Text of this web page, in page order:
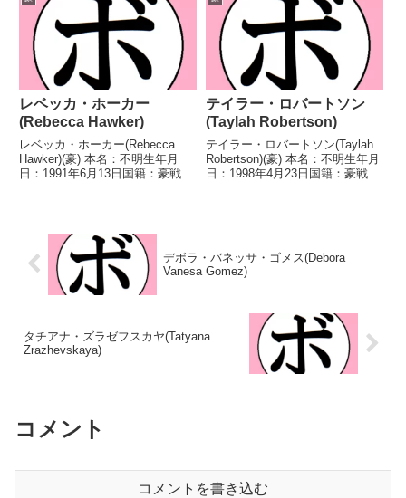
PABAパンアジア女子ライト級王
座PABAパンアジア女子スーパー
ライト級王座...
ル】ANBF豪州女子フェザー級王
座 【戦歴】2022/04/30 ×...
レベッカ・ホーカー
(Rebecca Hawker)
レベッカ・ホーカー(Rebecca
Hawker)(豪) 本名：不明生年月
日：1991年6月13日国籍：豪戦
ェザー級王座ANBF豪州女子フ
テイラー・ロバートソン
(Taylah Robertson)
テイラー・ロバートソン(Taylah
Robertson)(豪) 本名：不明生年月
日：1998年4月23日国籍：豪戦
デボラ・バネッサ・ゴメス(Debora
Vanesa Gomez)
タチアナ・ズラゼフスカヤ(Tatyana
Zrazhevskaya)
コメント
コメントを書き込む